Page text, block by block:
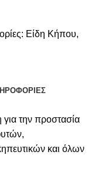
Είδη Κήπου,
για την προστασία
και όλων